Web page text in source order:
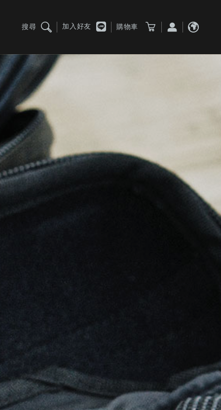
搜尋 加入好友 購物車